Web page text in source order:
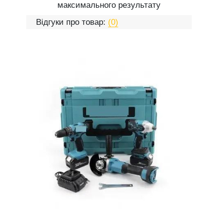
максимального результату
Відгуки про товар: (0)